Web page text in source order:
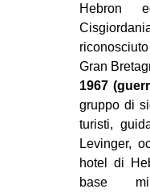
Hebron
Gran
1967
gruppo di
turisti,
Levinger,
hotel di
base